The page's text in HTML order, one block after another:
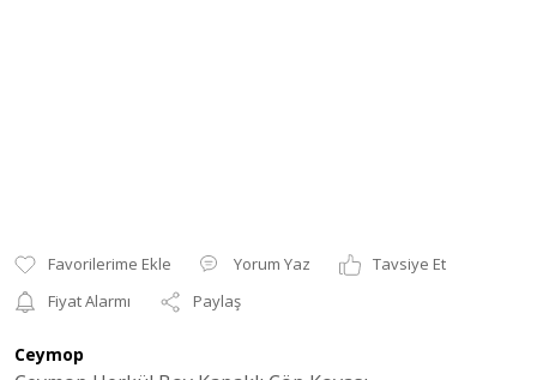
Yorum Yaz
Tavsiye Et
Fiyat Alarmı
Paylaş
Ceymop